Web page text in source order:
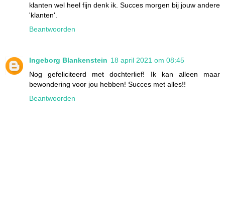
klanten wel heel fijn denk ik. Succes morgen bij jouw andere
'klanten'.
Beantwoorden
Ingeborg Blankenstein 18 april 2021 om 08:45
Nog gefeliciteerd met dochterlief! Ik kan alleen maar
bewondering voor jou hebben! Succes met alles!!
Beantwoorden